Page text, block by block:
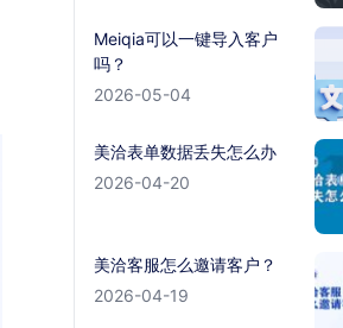
Meiqia可以一键导入客户
吗？
2026-05-04
美洽表单数据丢失怎么办
2026-04-20
美洽客服怎么邀请客户？
2026-04-19